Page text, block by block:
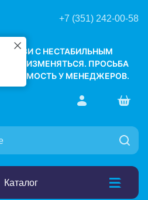
+7 (351) 242-00-58
СВЯЗИ С НЕСТАБИЛЬНЫМ
ИЗМЕНЯТЬСЯ. ПРОСЬБА
СТОИМОСТЬ У МЕНЕДЖЕРОВ.
Каталог